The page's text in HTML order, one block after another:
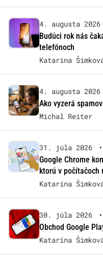
4. augusta 2026
Budúci rok nás
telefónoch
Katarína
4. augusta 2026
Ako vyzerá
Michal Reiter
31. júla 2026 •
Google Chrome
ktorú v počítačoch
Katarína
30. júla 2026 •
Obchod Google
Katarína